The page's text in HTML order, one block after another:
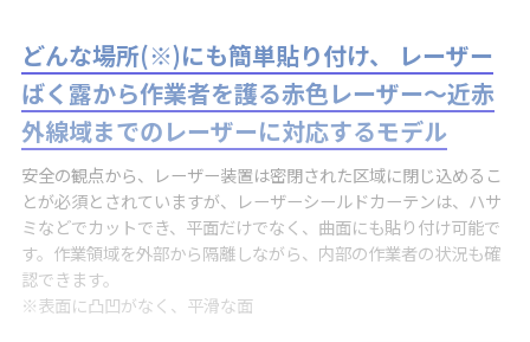
どんな場所(※)にも簡単貼り付け、 レーザー
ばく露から作業者を護る赤色レーザー～近赤
外線域までのレーザーに対応するモデル
安全の観点から、レーザー装置は密閉された区域に閉じ込めるこ
とが必須とされていますが、レーザーシールドカーテンは、ハサ
ミなどでカットでき、平面だけでなく、曲面にも貼り付け可能で
す。作業領域を外部から隔離しながら、内部の作業者の状況も確
認できます。
※表面に凸凹がなく、平滑な面